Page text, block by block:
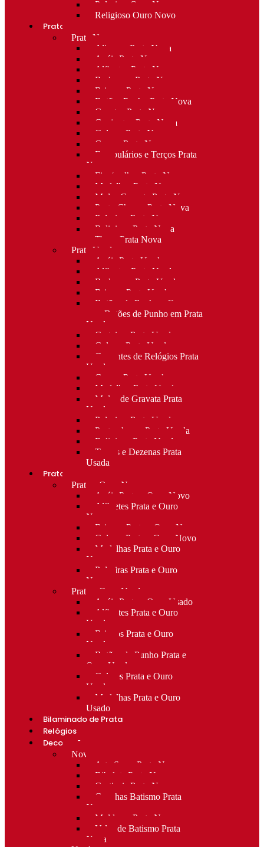
Pulseiras Ouro Novo
Religioso Ouro Novo
Prata
Prata Nova
Alianças Prata Nova
Anéis Prata Nova
Alfinetes Prata Nova
Berloques Prata Nova
Brincos Prata Nova
Botões Punho Prata Nova
Canetas Prata Nova
Conjuntos Prata Nova
Colares Prata Nova
Cruzes Prata Nova
Escapulários e Terços Prata
Nova
Fios/malhas Prata Nova
Medalhas Prata Nova
Molas Gravata Prata Nova
Porta-Chaves Prata Nova
Pulseiras Prata Nova
Religioso Prata Nova
Tiaras Prata Nova
Prata Usada
Anéis Prata Usada
Alfinetes Prata Usada
Berloques Prata Usada
Brincos Prata Usada
Botões de Punho e Capas
para Botões de Punho em Prata
Usada
Carteiras Prata Usada
Colares Prata Usada
Correntes de Relógios Prata
Usada
Cruzes Prata Usada
Medalhas Prata Usada
Molas de Gravata Prata
Usada
Pulseiras Prata Usada
Porta-chaves Prata Usada
Religioso Prata Usada
Terços e Dezenas Prata
Usada
Prata e ouro
Prata e Ouro Novo
Anéis Prata e Ouro Novo
Alfinetes Prata e Ouro
Novo
Brincos Prata e Ouro Novo
Colares Prata e Ouro Novo
Medalhas Prata e Ouro
Novo
Pulseiras Prata e Ouro
Novo
Prata e Ouro Usado
Anéis Prata e Ouro Usado
Alfinetes Prata e Ouro
Usado
Brincos Prata e Ouro
Usado
Botões de Punho Prata e
Ouro Usado
Colares Prata e Ouro
Usado
Medalhas Prata e Ouro
Usado
Bilaminado de Prata
Relógios
Decoração
Novo
Arte Sacra Prata Nova
Bibelots Prata Nova
Castiçais Prata Nova
Conchas Batismo Prata
Nova
Molduras Prata Nova
Velas de Batismo Prata
Nova